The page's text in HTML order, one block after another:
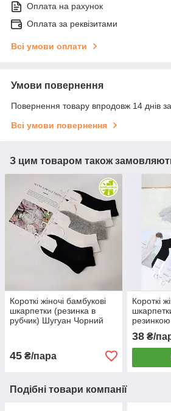
Оплата на рахунок
Оплата за реквізитами
Всі умови оплати
Умови повернення
Повернення товару впродовж 14 днів
Всі умови повернення
З цим товаром також
Короткі жіночі бамбукові
шкарпетки (резинка в
рубчик) Шугуан Чорний
45 ₴/пара
Короткі
Чорний
38₴/
Подібні товари компанії